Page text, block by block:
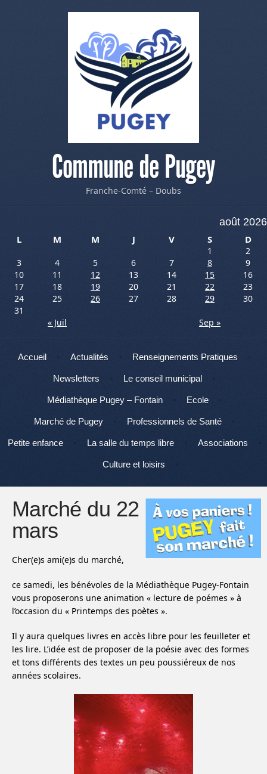
Commune de Pugey
Franche-Comté – Doubs
août 2026
L
M M J V S D
1
2
3
4 5 6 7 8
9
10
11 12 13 14 15
16
17
18 19 20 21 22
23
24
25 26 27 28 29
30
31
« Juil
Sep »
Menu
Aller au contenu
Accueil Actualités Renseignements Pratiques
Newsletters Le conseil municipal
Médiathèque Pugey – Fontain Ecole
Marché de Pugey Professionnels de Santé
Petite enfance La salle du temps libre Associations
Culture et loisirs
Marché du 22
mars
Cher(e)s ami(e)s du marché,
ce samedi, les bénévoles de la Médiathèque Pugey-Fontain
vous proposerons une animation « lecture de poémes » à
l’occasion du « Printemps des poètes ».
Il y aura quelques livres en accès libre pour les feuilleter et
les lire. L’idée est de proposer de la poésie avec des formes
et tons différents des textes un peu poussiéreux de nos
années scolaires.